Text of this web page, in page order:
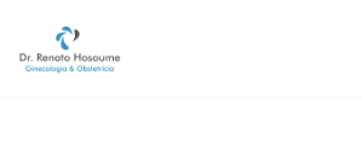
Skip